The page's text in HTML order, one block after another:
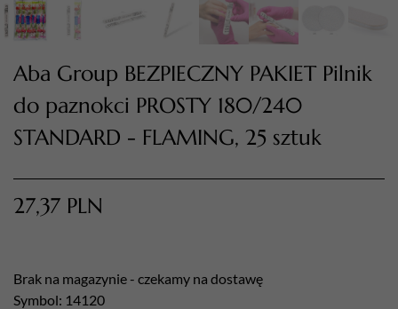
TWÓJ KOSZYK ( 0)
Aba Group BEZPIECZNY PAKIET Pilnik
do paznokci PROSTY 180/240
STANDARD - FLAMING, 25 sztuk
27,37 PLN
Brak na magazynie - czekamy na dostawę
Symbol: 14120